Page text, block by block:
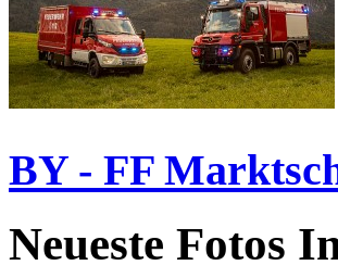
BY - FF
Neueste Fotos